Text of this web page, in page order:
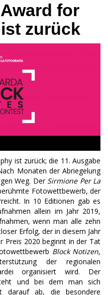
for
zurück
ist zurück; die 11. Ausgabe
Monaten der Abriegelung
Weg. Der Sirmione Per La
Fotowettbewerb, der
In 10 Editionen gab es
allein im Jahr 2019,
wenn man alle zehn
Erfolg, der in diesem Jahr
Preis 2020 beginnt in der Tat
Block Notizen,
der regionalen
organisiert wird. Der
und bei dem man sich
darauf ab, die besondere